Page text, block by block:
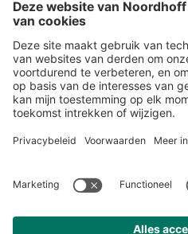
Help
Benieuwd wat